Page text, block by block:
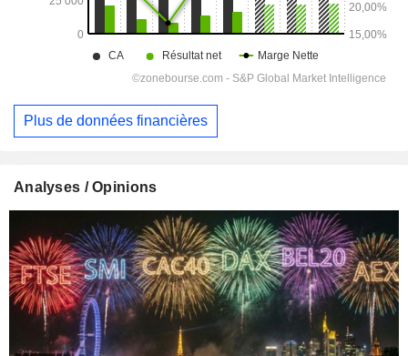
Plus de données financières
Analyses / Opinions